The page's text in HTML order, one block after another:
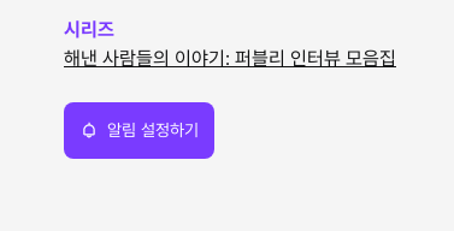
시리즈
해낸 사람들의 이야기: 퍼블리 인터뷰 모음집
알림 설정하기